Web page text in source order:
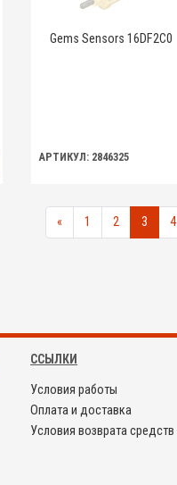
Gems Sensors 16DF2C0
АРТИКУЛ: 2846325
« 1 2 3 4
ССЫЛКИ
Условия работы
Оплата и доставка
Условия возврата средств